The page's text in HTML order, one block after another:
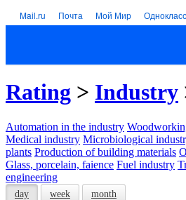
Mail.ru Почта Мой Мир
Rating > Industry
Automation in the industry
Medical industry Microbiological
plants Production of building materials
Glass, porcelain, faience Fuel industry
engineering
day week month